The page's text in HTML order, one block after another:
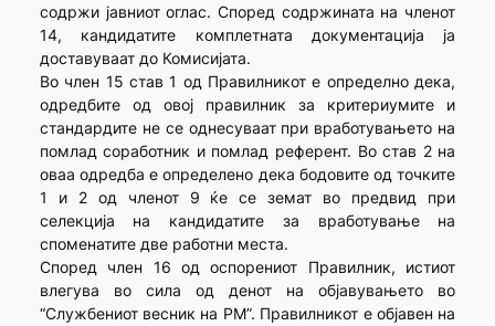
содржи јавниот оглас. Според содржината на членот
14, кандидатите комплетната документација ја
доставуваат до Комисијата.
Во член 15 став 1 од Правилникот е определно дека,
одредбите од овој правилник за критериумите и
стандардите не се однесуваат при вработувањето на
помлад соработник и помлад референт. Во став 2 на
оваа одредба е определено дека бодовите од точките
1 и 2 од членот 9 ќе се земат во предвид при
селекција на кандидатите за вработување на
споменатите две работни места.
Според член 16 од оспорениот Правилник, истиот
влегува во сила од денот на објавувањето во
“Службениот весник на РМ”. Правилникот е објавен на